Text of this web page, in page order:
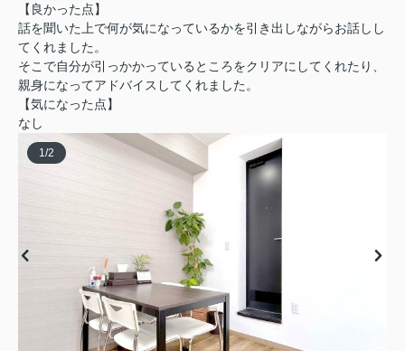
【良かった点】
話を聞いた上で何が気になっているかを引き出しながらお話しし
てくれました。
そこで自分が引っかかっているところをクリアにしてくれたり、
親身になってアドバイスしてくれました。
【気になった点】
なし
1/2